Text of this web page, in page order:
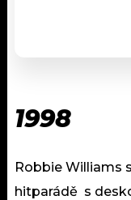
1998
Robbie Williams
hitparádě s